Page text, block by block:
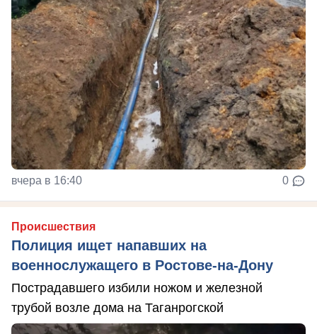
вчера в 16:40 0
Происшествия
Полиция ищет напавших на
военнослужащего в Ростове-на-Дону
Пострадавшего избили ножом и железной
трубой возле дома на Таганрогской